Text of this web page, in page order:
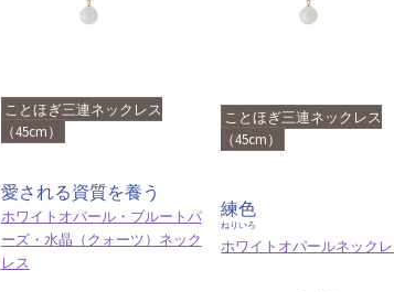
ことほぎ三連ネックレス
（45cm）
愛される資質を養う
ホワイトオパール・ブルートパ
ーズ・水晶（クォーツ）ネック
レス
ことほぎ三連ネックレス
（45cm）
練色
ねりいろ
ホワイトオパールネック